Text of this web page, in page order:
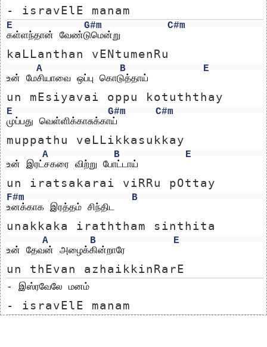
- isravElE manam
E G#m
C#m
கள்ளந்தான் வேண்டுமென்று
kaLLanthan vENtumenRu
A B
E
உன் மேசியாவை ஒப்பு கொடுத்தாய்
un mEsiyavai oppu kotuththay
E G#m
C#m
முப்பது வெள்ளிக்காசுக்காய்
muppathu veLLikkasukkay
A B
E
உன் இரட்சகரை விற்று போட்டாய்
un iratsakarai viRRu pOttay
F#m
B
உனக்காக இரத்தம் சிந்திட
unakkaka iraththam sinthita
A B
E
உன் தேவன் அழைக்கின்றாரே
un thEvan azhaikkinRarE
- இஸ்ரவேலே மனம்
- isravElE manam